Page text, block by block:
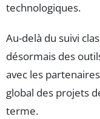
technologiques.
Au-delà du suivi
désormais des
avec les
global des projets
terme.